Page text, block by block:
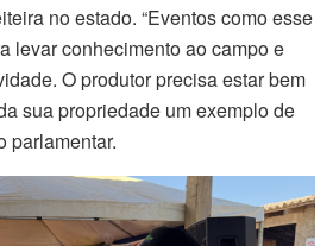
no estado. “Eventos como esse
levar conhecimento ao campo e
O produtor precisa estar bem
sua propriedade um exemplo de
parlamentar.